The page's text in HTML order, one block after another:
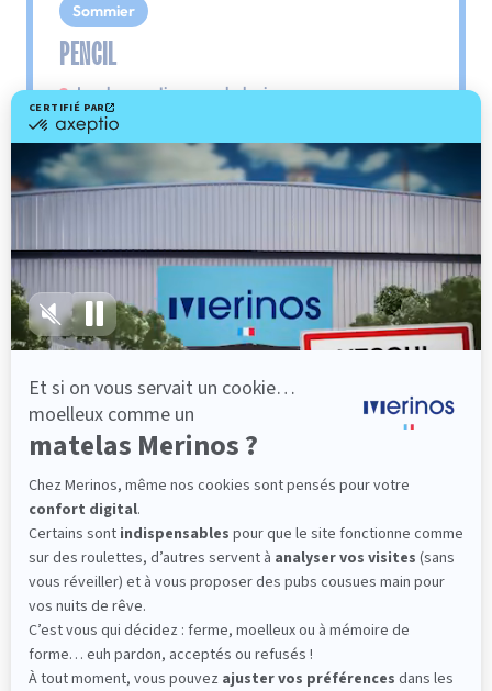
Sommier
PENCIL
Le plus : soutien morphologique
Grâce à ses 3 zones de confort, le sommier
Pencil vous assure tout son soutien. Avec les
épaules, le dos et le bassin qui reposent sur ses
lattes, vous évitez les douleurs au petit matin.
501,00 €
Découvrir
Fabrication Française
101 nuits d'essai*
Paiement en 3x ou 4x sans frais